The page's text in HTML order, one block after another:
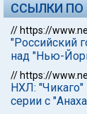
ССЫЛКИ ПО
// https://
"Российский
над "Нью-
// https://
НХЛ: "Чикаго"
серии с